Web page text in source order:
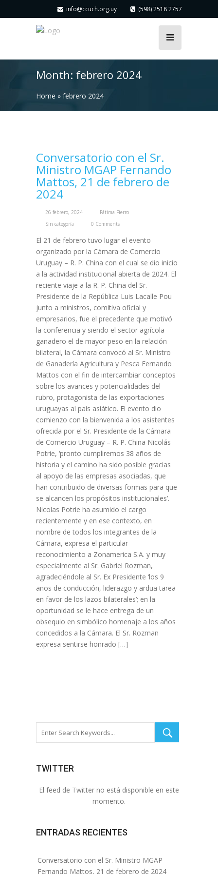
info@ccuch.org.uy (598) 2518 2757
Month: febrero 2024
Home » febrero 2024
Conversatorio con el Sr.
Ministro MGAP Fernando
Mattos, 21 de febrero de
2024
26 febrero, 2024
Fátima Fierro
Sin categoría
0 Comments
El 21 de febrero tuvo lugar el evento
organizado por la Cámara de Comercio
Uruguay – R. P. China con el cual se dio inicio
a la actividad institucional abierta de 2024. El
reciente viaje a la R. P. China del Sr.
Presidente de la República Luis Lacalle Pou
junto a ministros, comitiva oficial y
empresarios, fue el precedente que motivó
la conferencia y siendo el sector agrícola
ganadero el de mayor peso en la relación
bilateral, la Cámara convocó al Sr. Ministro
de Ganadería Agricultura y Pesca Fernando
Mattos con el fin de intercambiar conceptos
sobre los avances y potencialidades del
rubro, protagonista de las exportaciones
uruguayas al país asiático. El evento dio
comienzo con la bienvenida a los asistentes
ofrecida por el Sr. Presidente de la Cámara
de Comercio Uruguay – R. P. China Nicolás
Potrie, ‘pronto cumpliremos 38 años de
historia y el camino ha sido posible gracias
al apoyo de las empresas asociadas, que
han contribuido de diversas formas para que
se alcancen los propósitos institucionales’.
Nicolas Potrie ha asumido el cargo
recientemente y en ese contexto, en
nombre de todos los integrantes de la
Cámara, expresa el particular
reconocimiento a Zonamerica S.A. y muy
especialmente al Sr. Gabriel Rozman,
agradeciéndole al Sr. Ex Presidente ‘los 9
años de conducción, liderazgo y ardua tarea
en favor de los lazos bilaterales’; en la
oportunidad se le hace entrega de un
obsequio en simbólico homenaje a los años
concedidos a la Cámara. El Sr. Rozman
expresa sentirse honrado […]
TWITTER
El feed de Twitter no está disponible en este
momento.
ENTRADAS RECIENTES
Conversatorio con el Sr. Ministro MGAP
Fernando Mattos, 21 de febrero de 2024